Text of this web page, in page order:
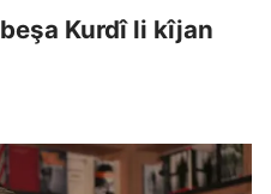
Kurdî li kîjan